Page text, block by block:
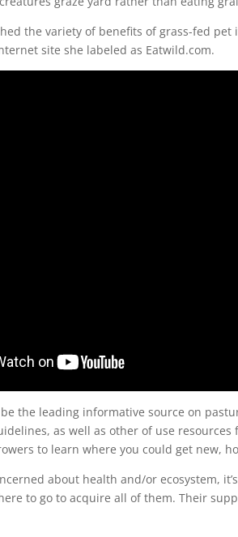
the variety of benefits of grass-fed
site she labeled as Eatwild.com.
the leading informative source on
as well as other of use
to learn where you could get new,
about health and/or ecosystem,
to go to acquire all of them. Their